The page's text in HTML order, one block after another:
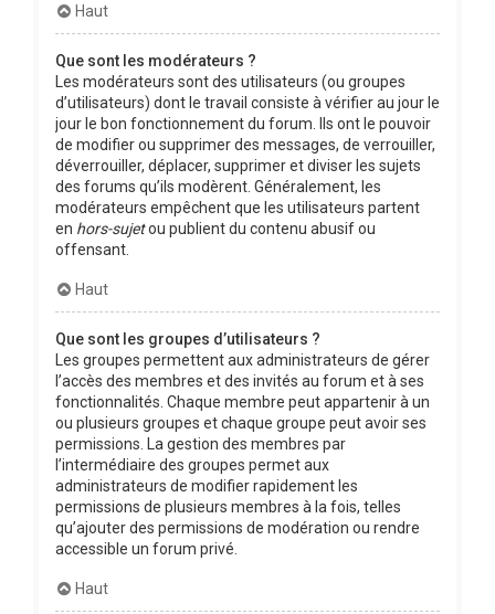
Haut
Que sont les modérateurs ?
Les modérateurs sont des utilisateurs (ou groupes
d’utilisateurs) dont le travail consiste à vérifier au jour le
jour le bon fonctionnement du forum. Ils ont le pouvoir
de modifier ou supprimer des messages, de verrouiller,
déverrouiller, déplacer, supprimer et diviser les sujets
des forums qu’ils modèrent. Généralement, les
modérateurs empêchent que les utilisateurs partent
en hors-sujetou publient du contenu abusif ou
offensant.
Haut
Que sont les groupes d’utilisateurs ?
Les groupes permettent aux administrateurs de gérer
l’accès des membres et des invités au forum et à ses
fonctionnalités. Chaque membre peut appartenir à un
ou plusieurs groupes et chaque groupe peut avoir ses
permissions. La gestion des membres par
l’intermédiaire des groupes permet aux
administrateurs de modifier rapidement les
permissions de plusieurs membres à la fois, telles
qu’ajouter des permissions de modération ou rendre
accessible un forum privé.
Haut